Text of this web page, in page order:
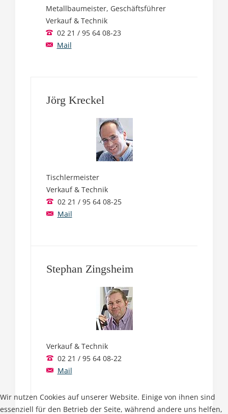
Metallbaumeister, Geschäftsführer
Verkauf & Technik
02 21 / 95 64 08-23
Mail
Jörg Kreckel
Tischlermeister
Verkauf & Technik
02 21 / 95 64 08-25
Mail
Stephan Zingsheim
Verkauf & Technik
02 21 / 95 64 08-22
Mail
Wir nutzen Cookies auf unserer Website. Einige von ihnen sind
essenziell für den Betrieb der Seite, während andere uns helfen,